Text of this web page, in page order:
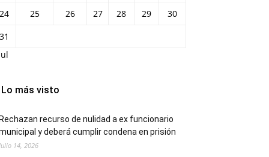
25 26 27 28 29
30
Lo más visto
recurso de nulidad a ex funcionario
y deberá cumplir condena en prisión
14, 2026